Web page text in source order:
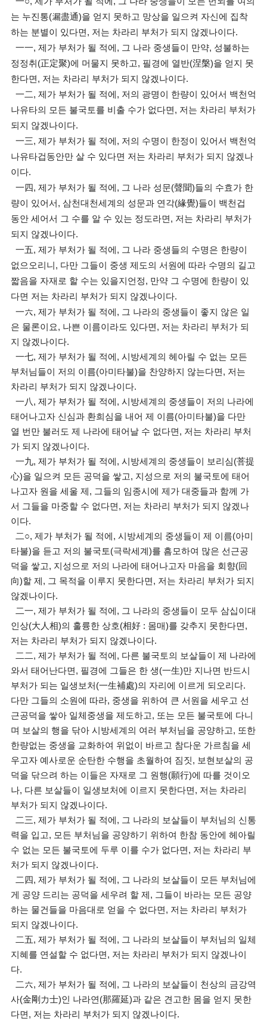
는 누진통(漏盡通)을 얻지 못하고 망상을 일으켜 자신에 집착
하는 분별이 있다면, 저는 차라리 부처가 되지 않겠나이다.
一一, 제가 부처가 될 적에, 그 나라 중생들이 만약, 성불하는
정정취(正定聚)에 머물지 못하고, 필경에 열반(涅槃)을 얻지 못
한다면, 저는 차라리 부처가 되지 않겠나이다.
一二, 제가 부처가 될 적에, 저의 광명이 한량이 있어서 백천억
나유타의 모든 불국토를 비출 수가 없다면, 저는 차라리 부처가
되지 않겠나이다.
一三, 제가 부처가 될 적에, 저의 수명이 한정이 있어서 백천억
나유타겁동안만 살 수 있다면 저는 차라리 부처가 되지 않겠나
이다.
一四, 제가 부처가 될 적에, 그 나라 성문(聲聞)들의 수효가 한
량이 있어서, 삼천대천세계의 성문과 연각(緣覺)들이 백천겁
동안 세어서 그 수를 알 수 있는 정도라면, 저는 차라리 부처가
되지 않겠나이다.
一五, 제가 부처가 될 적에, 그 나라 중생들의 수명은 한량이
없으오리니, 다만 그들이 중생 제도의 서원에 따라 수명의 길고
짧음을 자재로 할 수는 있을지언정, 만약 그 수명에 한량이 있
다면 저는 차라리 부처가 되지 않겠나이다.
一六, 제가 부처가 될 적에, 그 나라의 중생들이 좋지 않은 일
은 물론이요, 나쁜 이름이라도 있다면, 저는 차라리 부처가 되
지 않겠나이다.
一七, 제가 부처가 될 적에, 시방세계의 헤아릴 수 없는 모든
부처님들이 저의 이름(아미타불)을 찬양하지 않는다면, 저는
차라리 부처가 되지 않겠나이다.
一八, 제가 부처가 될 적에, 시방세계의 중생들이 저의 나라에
태어나고자 신심과 환희심을 내어 제 이름(아미타불)을 다만
열 번만 불러도 제 나라에 태어날 수 없다면, 저는 차라리 부처
가 되지 않겠나이다.
一九, 제가 부처가 될 적에, 시방세계의 중생들이 보리심(菩提
心)을 일으켜 모든 공덕을 쌓고, 지성으로 저의 불국토에 태어
나고자 원을 세울 제, 그들의 임종시에 제가 대중들과 함께 가
서 그들을 마중할 수 없다면, 저는 차라리 부처가 되지 않겠나
이다.
二○, 제가 부처가 될 적에, 시방세계의 중생들이 제 이름(아미
타불)을 듣고 저의 불국토(극락세계)를 흠모하여 많은 선근공
덕을 쌓고, 지성으로 저의 나라에 태어나고자 마음을 회향(回
向)할 제, 그 목적을 이루지 못한다면, 저는 차라리 부처가 되지
않겠나이다.
二一, 제가 부처가 될 적에, 그 나라의 중생들이 모두 삼십이대
인상(大人相)의 훌륭한 상호(相好 : 몸매)를 갖추지 못한다면,
저는 차라리 부처가 되지 않겠나이다.
二二, 제가 부처가 될 적에, 다른 불국토의 보살들이 제 나라에
와서 태어난다면, 필경에 그들은 한 생(一生)만 지나면 반드시
부처가 되는 일생보처(一生補處)의 자리에 이르게 되오리다.
다만 그들의 소원에 따라, 중생을 위하여 큰 서원을 세우고 선
근공덕을 쌓아 일체중생을 제도하고, 또는 모든 불국토에 다니
며 보살의 행을 닦아 시방세계의 여러 부처님을 공양하고, 또한
한량없는 중생을 교화하여 위없이 바르고 참다운 가르침을 세
우고자 예사로운 순탄한 수행을 초월하여 짐짓, 보현보살의 공
덕을 닦으려 하는 이들은 자재로 그 원행(願行)에 따를 것이오
나, 다른 보살들이 일생보처에 이르지 못한다면, 저는 차라리
부처가 되지 않겠나이다.
二三, 제가 부처가 될 적에, 그 나라의 보살들이 부처님의 신통
력을 입고, 모든 부처님을 공양하기 위하여 한참 동안에 헤아릴
수 없는 모든 불국토에 두루 이를 수가 없다면, 저는 차라리 부
처가 되지 않겠나이다.
二四, 제가 부처가 될 적에, 그 나라의 보살들이 모든 부처님에
게 공양 드리는 공덕을 세우려 할 제, 그들이 바라는 모든 공양
하는 물건들을 마음대로 얻을 수 없다면, 저는 차라리 부처가
되지 않겠나이다.
二五, 제가 부처가 될 적에, 그 나라의 보살들이 부처님의 일체
지혜를 연설할 수 없다면, 저는 차라리 부처가 되지 않겠나이
다.
二六, 제가 부처가 될 적에, 그 나라의 보살들이 천상의 금강역
사(金剛力士)인 나라연(那羅延)과 같은 견고한 몸을 얻지 못한
다면, 저는 차라리 부처가 되지 않겠나이다.